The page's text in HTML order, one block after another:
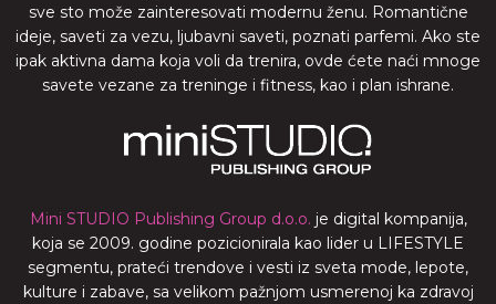
sve sto može zainteresovati modernu ženu. Romantične
ideje, saveti za vezu, ljubavni saveti, poznati parfemi. Ako ste
ipak aktivna dama koja voli da trenira, ovde ćete naći mnoge
savete vezane za treninge i fitness, kao i plan ishrane.
Mini STUDIO Publishing Group d.o.o. je digital kompanija,
koja se 2009. godine pozicionirala kao lider u LIFESTYLE
segmentu, prateći trendove i vesti iz sveta mode, lepote,
kulture i zabave, sa velikom pažnjom usmerenoj ka zdravoj